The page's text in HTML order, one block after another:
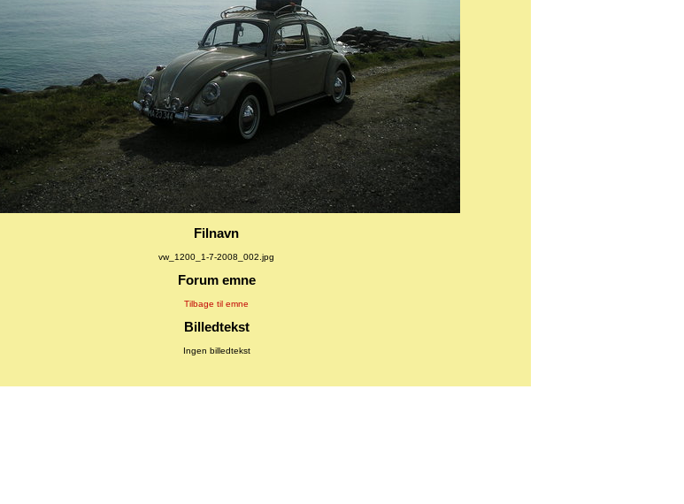
Filnavn
vw_1200_1-7-2008_002.jpg
Forum emne
Tilbage til emne
Billedtekst
Ingen billedtekst